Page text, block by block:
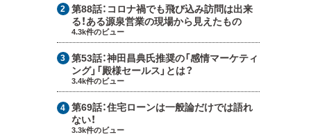
第88話： コロナ禍でも飛び込み訪問は出来
る！ある源泉営業の現場から見えたもの
4.3k件のビュー
第53話：神田昌典氏推奨の「感情マーケティ
ング」「殿様セールス」とは？
3.4k件のビュー
第69話：住宅ローンは一般論だけでは語れ
ない！
3.3k件のビュー